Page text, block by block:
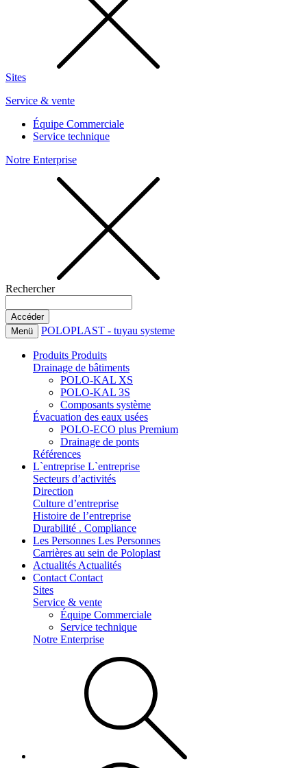
Sites
Service & vente
Équipe Commerciale
Service technique
Notre Enterprise
Rechercher
Menü POLOPLAST - tuyau systeme
Produits Produits
Drainage de bâtiments
POLO-KAL XS
POLO-KAL 3S
Composants système
Évacuation des eaux usées
POLO-ECO plus Premium
Drainage de ponts
Références
L`entreprise L`entreprise
Secteurs d’activités
Direction
Culture d’entreprise
Histoire de l’entreprise
Durabilité . Compliance
Les Personnes Les Personnes
Carrières au sein de Poloplast
Actualités Actualités
Contact Contact
Sites
Service & vente
Équipe Commerciale
Service technique
Notre Enterprise